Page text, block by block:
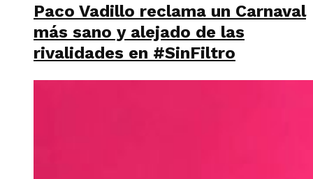
Paco Vadillo reclama un Carnaval
más sano y alejado de las
rivalidades en #SinFiltro